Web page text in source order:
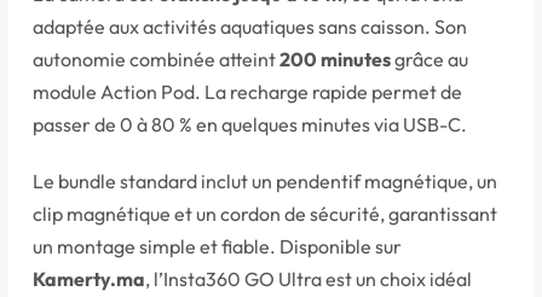
adaptée aux activités aquatiques sans caisson. Son
autonomie combinée atteint200 minutesgrâce au
module Action Pod. La recharge rapide permet de
passer de 0 à 80 % en quelques minutes via USB-C.
Le bundle standard inclut un pendentif magnétique, un
clip magnétique et un cordon de sécurité, garantissant
un montage simple et fiable. Disponible sur
Kamerty.ma, l’Insta360 GO Ultra est un choix idéal